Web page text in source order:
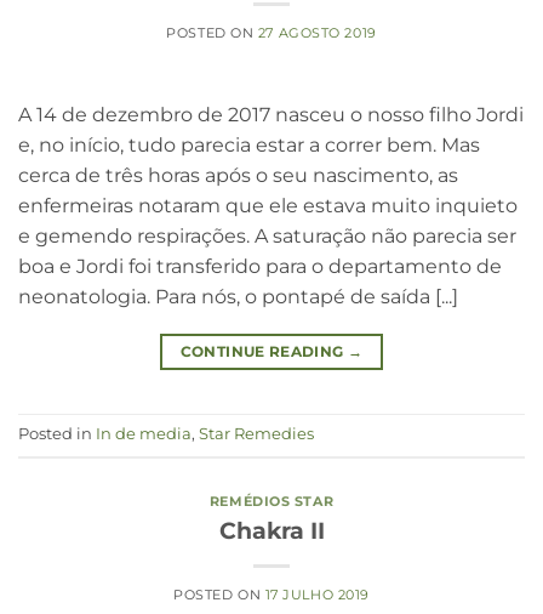
POSTED ON 27 AGOSTO 2019
A 14 de dezembro de 2017 nasceu o nosso filho Jordi
e, no início, tudo parecia estar a correr bem. Mas
cerca de três horas após o seu nascimento, as
enfermeiras notaram que ele estava muito inquieto
e gemendo respirações. A saturação não parecia ser
boa e Jordi foi transferido para o departamento de
neonatologia. Para nós, o pontapé de saída [...]
CONTINUE READING →
Posted in In de media, Star Remedies
REMÉDIOS STAR
Chakra II
POSTED ON 17 JULHO 2019